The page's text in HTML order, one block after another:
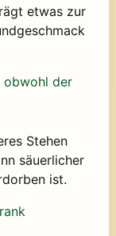
etwas zur
obwohl der
Stehen
säuerlicher
ist.